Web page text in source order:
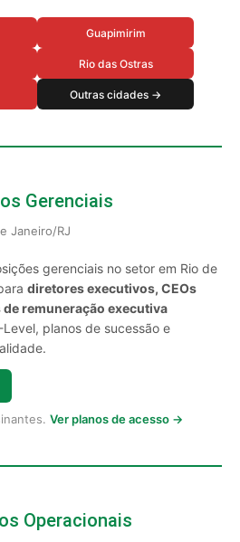
Guapimirim
Rio das Ostras
Outras cidades →
Gerenciais
Janeiro/RJ
gerenciais no setor em Rio de
diretores executivos, CEOs
remuneração executiva
planos de sucessão e
Ver planos de acesso →
Operacionais